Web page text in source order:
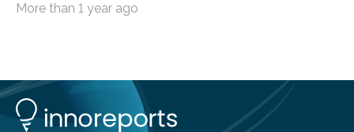
Hochgeladene Medien landen in riesigen Cloud-
weltweiten Gesamtenergieverbrauchs, was 200
Terawattstunden Strom pro Jahr entspricht. Dieser
immense Energiebedarf hat Wissenschaftlerinnen und
More than 1 year ago